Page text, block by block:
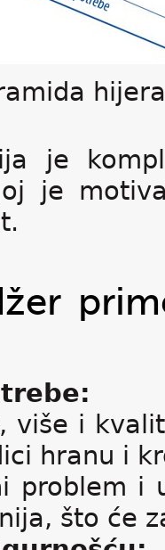
je
je
više i
hranu i
problem i
što će